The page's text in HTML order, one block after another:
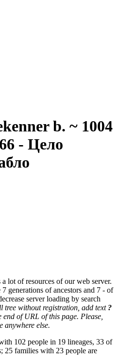
b. ~ 1004
- Цело
lot of resources of our web server.
generations of ancestors and 7 - of
server loading by search
tree without registration, add text ?
end of URL of this page. Please,
anywhere else.
102 people in 19 lineages, 33 of
25 families with 23 people are